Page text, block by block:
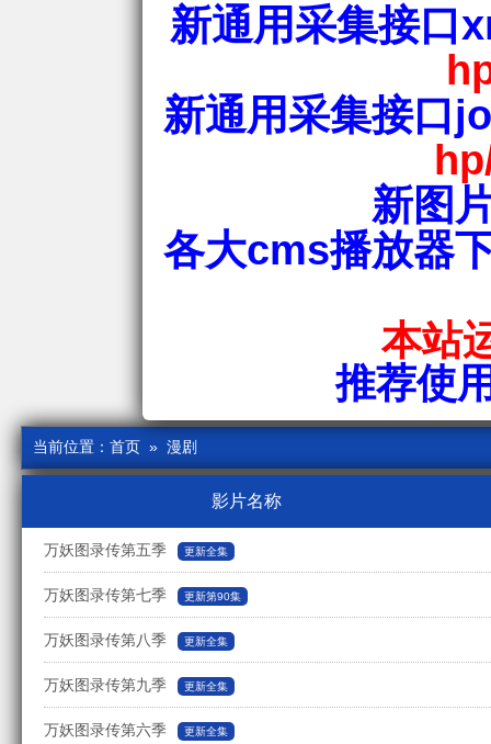
新通用采集接口
新通用采集接口
新图
各大cms播放器
本站
推荐使
当前位置： 首页 » 漫剧
影片名称
万妖图录传第五季 更新全集
万妖图录传第七季 更新第90集
万妖图录传第八季 更新全集
万妖图录传第九季 更新全集
万妖图录传第六季 更新全集